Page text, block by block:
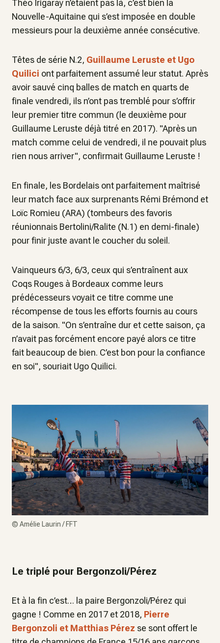
Théo Irigaray n’étaient pas là, c’est bien la
Nouvelle-Aquitaine qui s’est imposée en double
messieurs pour la deuxième année consécutive.
Têtes de série N.2, Guillaume Leruste et Ugo
Quilici ont parfaitement assumé leur statut. Après
avoir sauvé cinq balles de match en quarts de
finale vendredi, ils n’ont pas tremblé pour s’offrir
leur premier titre commun (le deuxième pour
Guillaume Leruste déjà titré en 2017). "Après un
match comme celui de vendredi, il ne pouvait plus
rien nous arriver", confirmait Guillaume Leruste !
En finale, les Bordelais ont parfaitement maîtrisé
leur match face aux surprenants Rémi Brémond et
Loïc Romieu (ARA) (tombeurs des favoris
réunionnais Bertolini/Ralite (N.1) en demi-finale)
pour finir juste avant le coucher du soleil.
Vainqueurs 6/3, 6/3, ceux qui s’entraînent aux
Coqs Rouges à Bordeaux comme leurs
prédécesseurs voyait ce titre comme une
récompense de tous les efforts fournis au cours
de la saison. "On s’entraîne dur et cette saison, ça
n’avait pas forcément encore payé alors ce titre
fait beaucoup de bien. C’est bon pour la confiance
en soi", souriait Ugo Quilici.
© Amélie Laurin / FFT
Le triplé pour Bergonzoli/Pérez
Et à la fin c’est… la paire Bergonzoli/Pérez qui
gagne ! Comme en 2017 et 2018, Pierre
Bergonzoli et Matthias Pérez se sont offert le